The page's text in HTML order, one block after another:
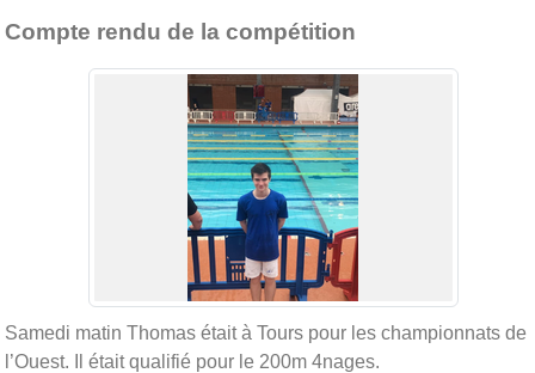
Compte rendu de la compétition
Samedi matin Thomas était à Tours pour les championnats de
l’Ouest. Il était qualifié pour le 200m 4nages.